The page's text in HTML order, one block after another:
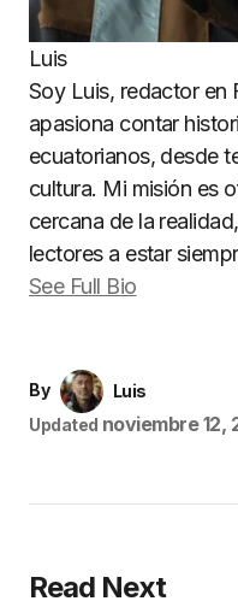
Luis
Soy Luis, redactor en
apasiona contar
ecuatorianos, desde
cultura. Mi misión es
cercana de la
lectores a estar
See Full Bio
By
Luis
Updated noviembre 12,
Read Next